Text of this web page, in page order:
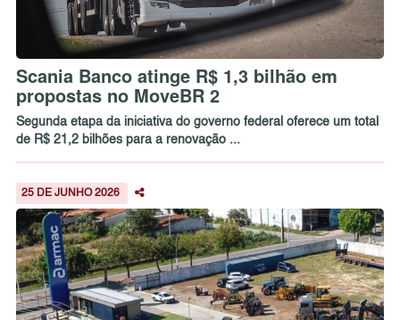
Scania Banco atinge R$ 1,3 bilhão em
propostas no MoveBR 2
Segunda etapa da iniciativa do governo federal oferece um total
de R$ 21,2 bilhões para a renovação ...
25 DE JUNHO 2026